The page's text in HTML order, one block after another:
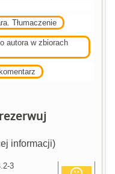
Tłumaczenie
autora w zbiorach
informacji)
3